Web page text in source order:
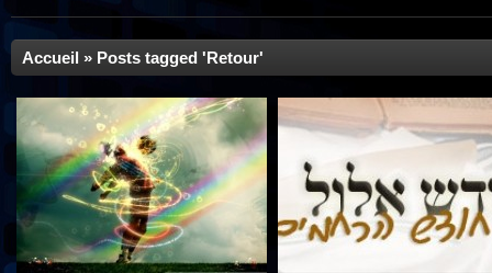
Accueil » Posts tagged 'Retour'